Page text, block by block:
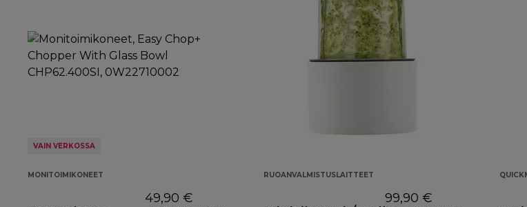
VAIN VERKOSSA
MONITOIMIKONEET
49,90 €
RUOANVALMISTUSLAITTEET
99,90 €